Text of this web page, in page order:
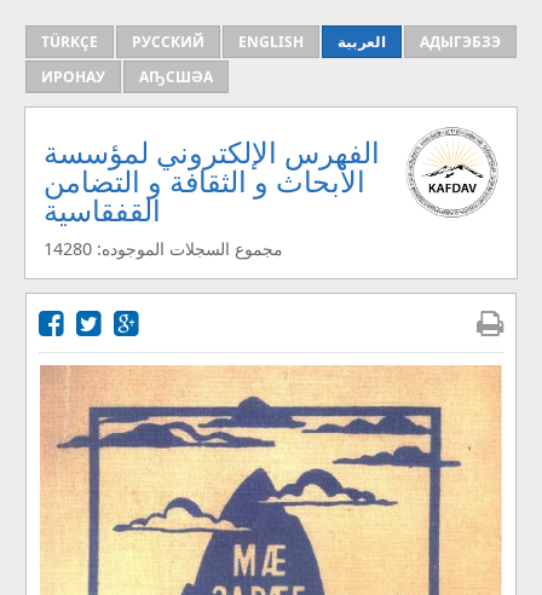
TÜRKÇE РУССКИЙ ENGLISH العربية
АДЫГЭБЗЭ
ИРОНАУ
АҦСШӘА
الفهرس الإلكتروني لمؤسسة
الأبحاث و الثقافة و التضامن
القفقاسية
مجموع السجلات الموجوده: 14280